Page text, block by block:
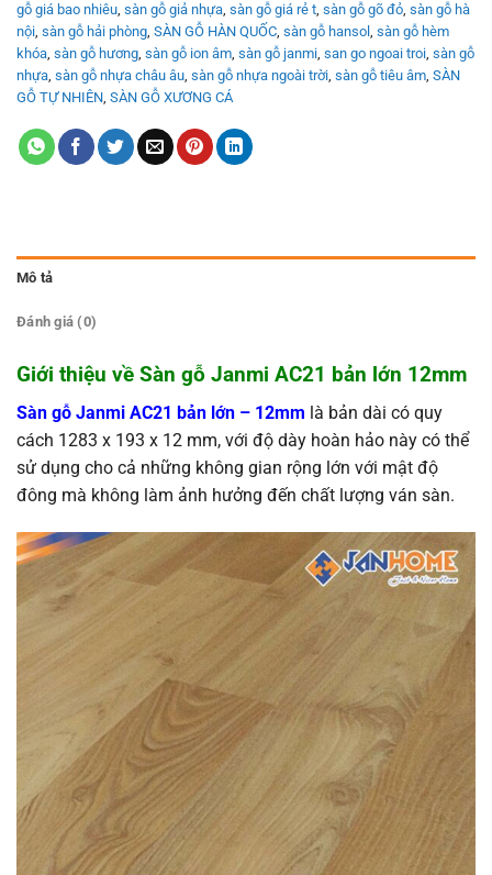
gỗ giá bao nhiêu, sàn gỗ giả nhựa, sàn gỗ giá rẻ t, sàn gỗ gõ đỏ, sàn gỗ hà
nội, sàn gỗ hải phòng, SÀN GỖ HÀN QUỐC, sàn gỗ hansol , sàn gỗ hèm
khóa, sàn gỗ hương, sàn gỗ ion âm, sàn gỗ janmi, san go ngoai troi, sàn gỗ
nhựa, sàn gỗ nhựa châu âu, sàn gỗ nhựa ngoài trời, sàn gỗ tiêu âm, SÀN
GỖ TỰ NHIÊN, SÀN GỖ XƯƠNG CÁ
Mô tả
Đánh giá (0)
Giới thiệu về Sàn gỗ Janmi AC21 bản lớn 12mm
Sàn gỗ Janmi AC21 bản lớn – 12mm là bản dài có quy
cách 1283 x 193 x 12 mm, với độ dày hoàn hảo này có thể
sử dụng cho cả những không gian rộng lớn với mật độ
đông mà không làm ảnh hưởng đến chất lượng ván sàn.